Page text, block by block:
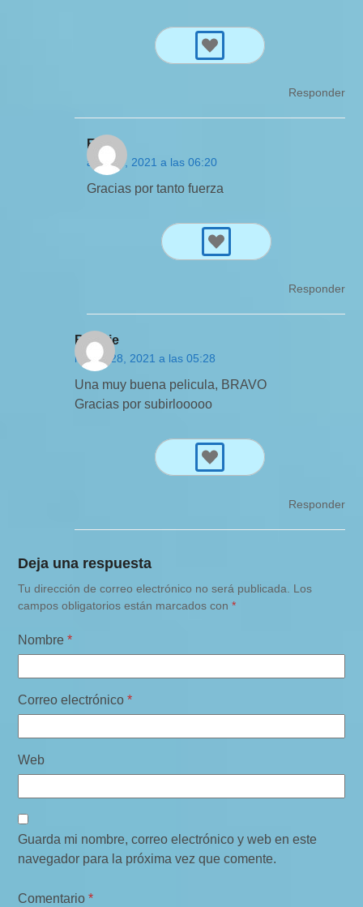
Responder
Elvy
abril 14, 2021 a las 06:20
Gracias por tanto fuerza
Responder
Bonnie
marzo 28, 2021 a las 05:28
Una muy buena pelicula, BRAVO
Gracias por subirlooooo
Responder
Deja una respuesta
Tu dirección de correo electrónico no será publicada.
Los
campos obligatorios están marcados con*
Nombre*
Correo electrónico*
Web
Guarda mi nombre, correo electrónico y web en este
navegador para la próxima vez que comente.
Comentario*